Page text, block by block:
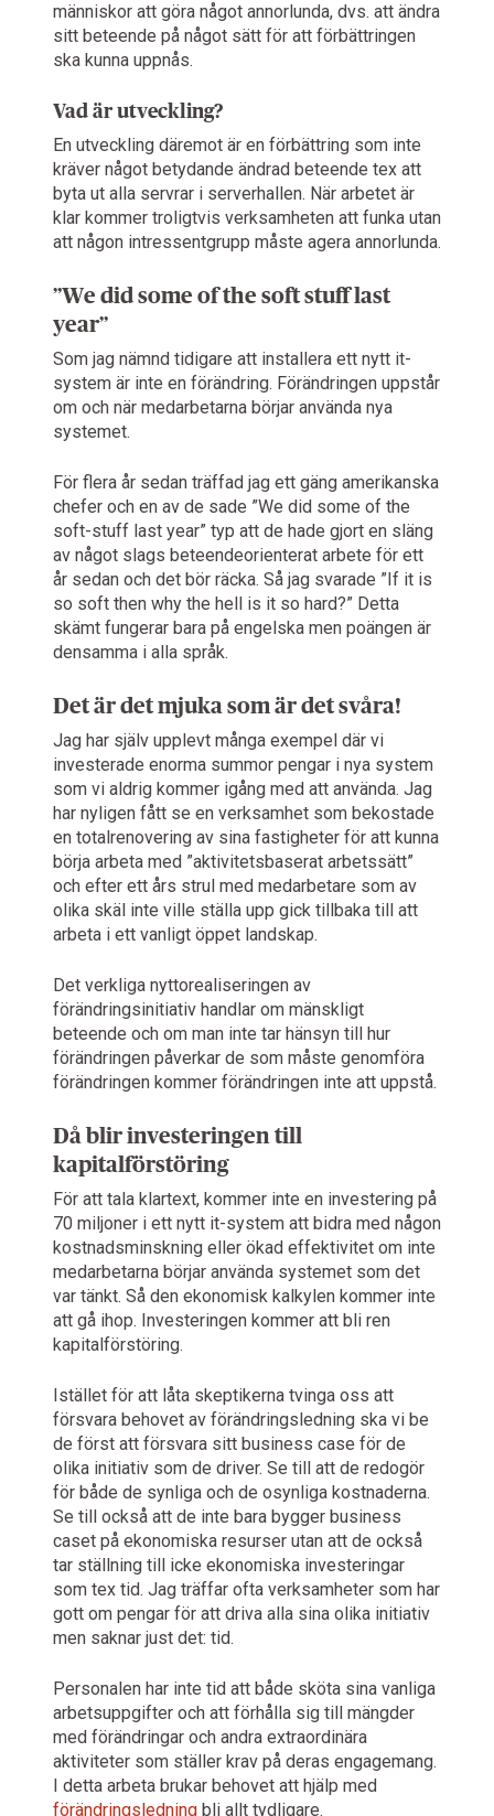
människor att göra något annorlunda, dvs. att ändra
sitt beteende på något sätt för att förbättringen
ska kunna uppnås.
Vad är utveckling?
En utveckling däremot är en förbättring som inte
kräver något betydande ändrad beteende tex att
byta ut alla servrar i serverhallen. När arbetet är
klar kommer troligtvis verksamheten att funka utan
att någon intressentgrupp måste agera annorlunda.
”We did some of the soft stuff last
year”
Som jag nämnd tidigare att installera ett nytt it-
system är inte en förändring. Förändringen uppstår
om och när medarbetarna börjar använda nya
systemet.
För flera år sedan träffad jag ett gäng amerikanska
chefer och en av de sade ”We did some of the
soft-stuff last year” typ att de hade gjort en släng
av något slags beteendeorienterat arbete för ett
år sedan och det bör räcka. Så jag svarade ”If it is
so soft then why the hell is it so hard?” Detta
skämt fungerar bara på engelska men poängen är
densamma i alla språk.
Det är det mjuka som är det svåra!
Jag har själv upplevt många exempel där vi
investerade enorma summor pengar i nya system
som vi aldrig kommer igång med att använda. Jag
har nyligen fått se en verksamhet som bekostade
en totalrenovering av sina fastigheter för att kunna
börja arbeta med ”aktivitetsbaserat arbetssätt”
och efter ett års strul med medarbetare som av
olika skäl inte ville ställa upp gick tillbaka till att
arbeta i ett vanligt öppet landskap.
Det verkliga nyttorealiseringen av
förändringsinitiativ handlar om mänskligt
beteende och om man inte tar hänsyn till hur
förändringen påverkar de som måste genomföra
förändringen kommer förändringen inte att uppstå.
Då blir investeringen till
kapitalförstöring
För att tala klartext, kommer inte en investering på
70 miljoner i ett nytt it-system att bidra med någon
kostnadsminskning eller ökad effektivitet om inte
medarbetarna börjar använda systemet som det
var tänkt. Så den ekonomisk kalkylen kommer inte
att gå ihop. Investeringen kommer att bli ren
kapitalförstöring.
Istället för att låta skeptikerna tvinga oss att
försvara behovet av förändringsledning ska vi be
de först att försvara sitt business case för de
olika initiativ som de driver. Se till att de redogör
för både de synliga och de osynliga kostnaderna.
Se till också att de inte bara bygger business
caset på ekonomiska resurser utan att de också
tar ställning till icke ekonomiska investeringar
som tex tid. Jag träffar ofta verksamheter som har
gott om pengar för att driva alla sina olika initiativ
men saknar just det: tid.
Personalen har inte tid att både sköta sina vanliga
arbetsuppgifter och att förhålla sig till mängder
med förändringar och andra extraordinära
aktiviteter som ställer krav på deras engagemang.
I detta arbeta brukar behovet att hjälp med
förändringsledning bli allt tydligare.